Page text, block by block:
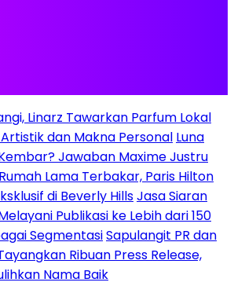
Linarz Tawarkan Parfum Lokal
dan Makna Personal Luna
Jawaban Maxime Justru
Rumah Lama Terbakar, Paris Hilton
di Beverly HillsJasa Siaran
Publikasi ke Lebih dari 150
SegmentasiSapulangit PR dan
Ribuan Press Release,
Nama Baik